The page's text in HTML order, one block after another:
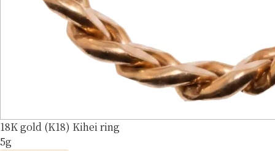
18K gold (K18) Kihei ring
5g